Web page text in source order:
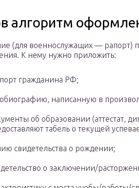
алгоритм
(для военнослужащих — рапорт)
К нему нужно приложить:
гражданина РФ;
написанную в
об образовании (аттестат,
табель о текущей
свидетельства о рождении;
о заключении/